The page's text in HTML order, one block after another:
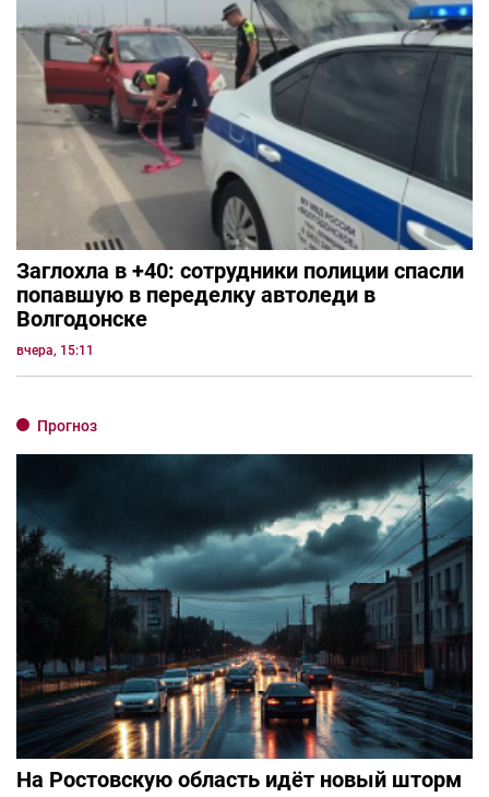
Заглохла в +40: сотрудники полиции спасли
попавшую в переделку автоледи в
Волгодонске
вчера, 15:11
Прогноз
На Ростовскую область идёт новый шторм